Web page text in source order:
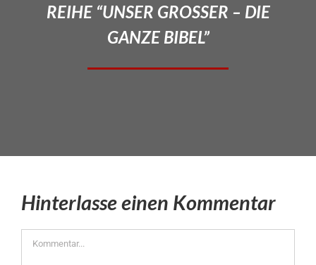
REIHE “UNSER GROSSER – DIE
GANZE BIBEL”
Hinterlasse einen Kommentar